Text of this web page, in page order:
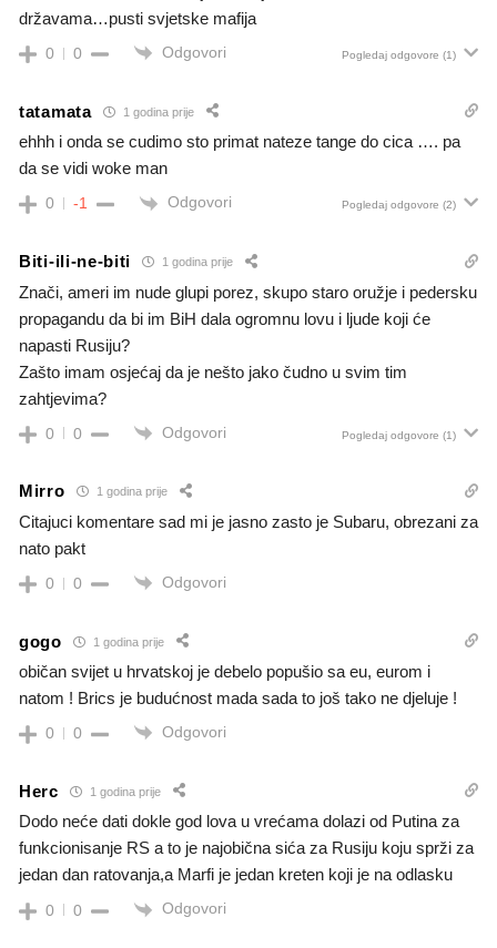
državama…pusti svjetske mafija
0 0 Odgovori Pogledaj odgovore (1)
tatamata 1 godina prije
ehhh i onda se cudimo sto primat nateze tange do cica …. pa
da se vidi woke man
0 -1 Odgovori Pogledaj odgovore (2)
Biti-ili-ne-biti 1 godina prije
Znači, ameri im nude glupi porez, skupo staro oružje i pedersku
propagandu da bi im BiH dala ogromnu lovu i ljude koji će
napasti Rusiju?
Zašto imam osjećaj da je nešto jako čudno u svim tim
zahtjevima?
0 0 Odgovori Pogledaj odgovore (1)
Mirro 1 godina prije
Citajuci komentare sad mi je jasno zasto je Subaru, obrezani za
nato pakt
0 0 Odgovori
gogo 1 godina prije
običan svijet u hrvatskoj je debelo popušio sa eu, eurom i
natom ! Brics je budućnost mada sada to još tako ne djeluje !
0 0 Odgovori
Herc 1 godina prije
Dodo neće dati dokle god lova u vrećama dolazi od Putina za
funkcionisanje RS a to je najobična sića za Rusiju koju sprži za
jedan dan ratovanja,a Marfi je jedan kreten koji je na odlasku
0 0 Odgovori